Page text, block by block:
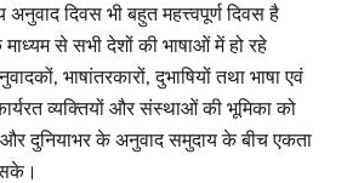
अनुवाद दिवस भी बहुत महत्त्वपूर्ण दिवस है
से सभी देशों की भाषाओं में हो रहे
भाषांतरकारों, दुभाषियों तथा भाषा एवं
व्यक्तियों और संस्थाओं की भूमिका को
दुनियाभर के अनुवाद समुदाय के बीच एकता
सके।